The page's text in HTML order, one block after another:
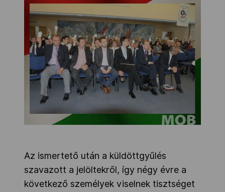
Az ismertető után a küldöttgyűlés
szavazott a jelöltekről, így négy évre a
következő személyek viselnek tisztséget